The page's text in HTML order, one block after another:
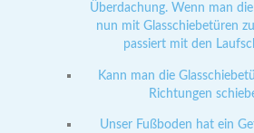
Überdachung. Wenn man
nun mit Glasschiebetüren
passiert mit den
Kann man die
Richtungen
Unser Fußboden hat ein